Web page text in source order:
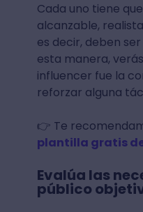
Cada uno tiene
alcanzable,
es decir, deben ser
esta manera,
influencer fue la
reforzar alguna
👉 Te
plantilla gratis
Evalúa las
público